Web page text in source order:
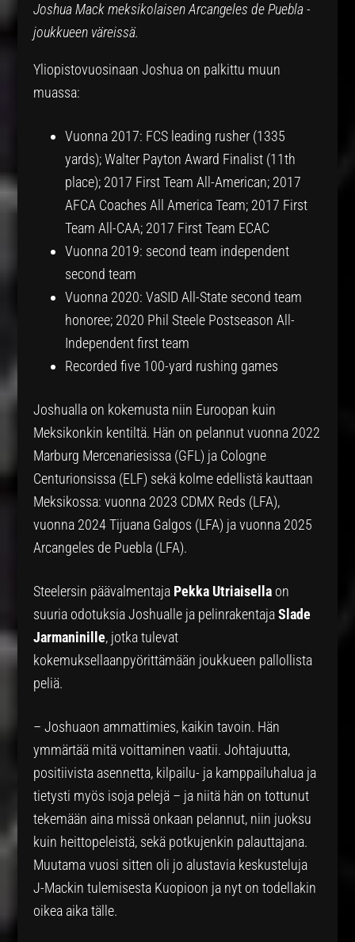
Joshua Mack meksikolaisen Arcangeles de Puebla -
joukkueen väreissä.
Yliopistovuosinaan Joshua on palkittu muun
muassa:
Vuonna 2017: FCS leading rusher (1335
yards); Walter Payton Award Finalist (11th
place); 2017 First Team All-American; 2017
AFCA Coaches All America Team; 2017 First
Team All-CAA; 2017 First Team ECAC
Vuonna 2019: second team independent
second team
Vuonna 2020: VaSID All-State second team
honoree; 2020 Phil Steele Postseason All-
Independent first team
Recorded five 100-yard rushing games
Joshualla on kokemusta niin Euroopan kuin
Meksikonkin kentiltä. Hän on pelannut vuonna 2022
Marburg Mercenariesissa (GFL) ja Cologne
Centurionsissa (ELF) sekä kolme edellistä kauttaan
Meksikossa: vuonna 2023 CDMX Reds (LFA),
vuonna 2024 Tijuana Galgos (LFA) ja vuonna 2025
Arcangeles de Puebla (LFA).
Steelersin päävalmentaja Pekka Utriaisella on
suuria odotuksia Joshualle ja pelinrakentajaSlade
Jarmaninille, jotka tulevat
kokemuksellaanpyörittämään joukkueen pallollista
peliä.
– Joshuaon ammattimies, kaikin tavoin. Hän
ymmärtää mitä voittaminen vaatii. Johtajuutta,
positiivista asennetta, kilpailu- ja kamppailuhalua ja
tietysti myös isoja pelejä – ja niitä hän on tottunut
tekemään aina missä onkaan pelannut, niin juoksu
kuin heittopeleistä, sekä potkujenkin palauttajana.
Muutama vuosi sitten oli jo alustavia keskusteluja
J-Mackin tulemisesta Kuopioon ja nyt on todellakin
oikea aika tälle.